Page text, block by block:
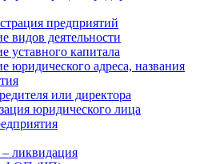
предприятий
видов деятельности
уставного капитала
юридического адреса, названия
или директора
юридического лица
ликвидация